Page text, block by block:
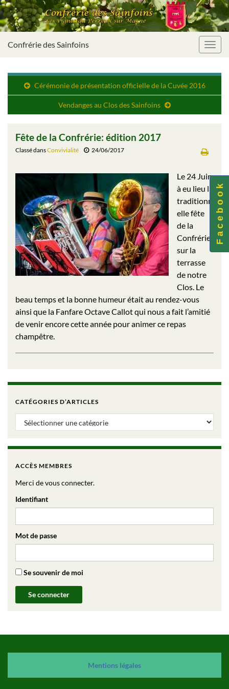
Confrérie des Sainfoins
Cérémonie de présentation officielle de la Cuvée 2016
Vendanges au Clos des Sainfoins
Fête de la Confrérie: édition 2017
Classé dansConvivialité 24/06/2017
Le 24 Juin
à eu lieu la
traditionn
elle fête
de la
Confrérie
sur la
terrasse
de notre
Clos. Le
beau temps et la bonne humeur était au rendez-vous
ainsi que la Fanfare Octave Callot qui nous a fait l’amitié
de venir encore cette année pour animer ce repas
champêtre.
CATÉGORIES D’ARTICLES
Catégories d’articles
ACCÈS MEMBRES
Merci de vous connecter.
Identifiant
Mot de passe
Se souvenir de moi
Mentions légales
F a c e b o o k